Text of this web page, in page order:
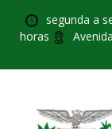
segunda a
horas